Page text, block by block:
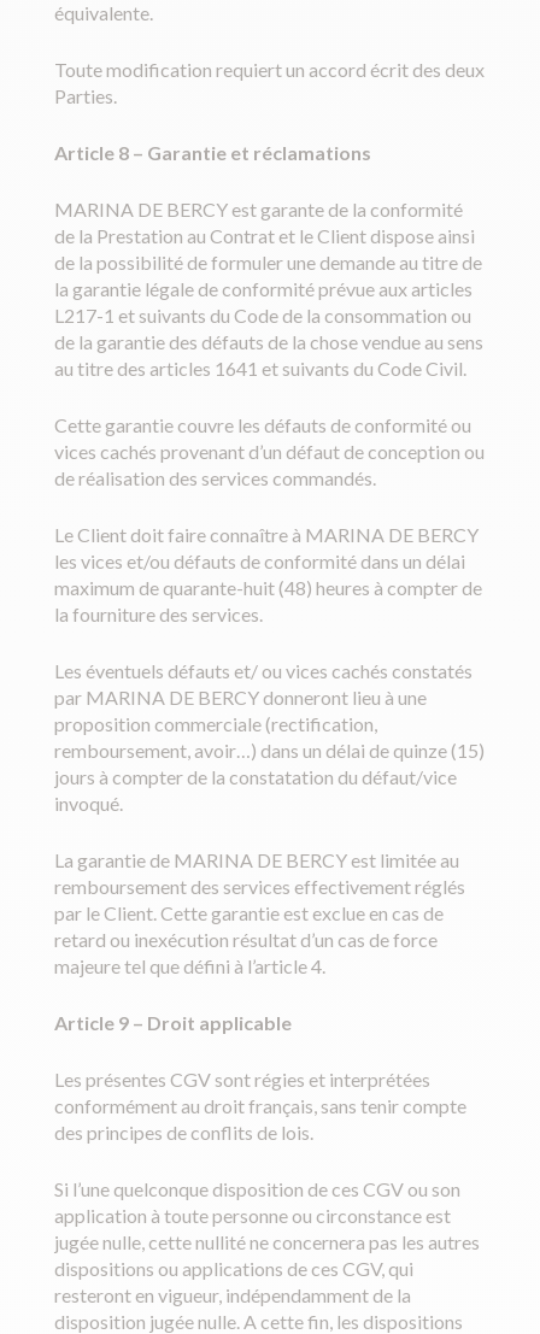
équivalente.
Toute modification requiert un accord écrit des deux
Parties.
Article 8 – Garantie et réclamations
MARINA DE BERCY est garante de la conformité
de la Prestation au Contrat et le Client dispose ainsi
de la possibilité de formuler une demande au titre de
la garantie légale de conformité prévue aux articles
L217-1 et suivants du Code de la consommation ou
de la garantie des défauts de la chose vendue au sens
au titre des articles 1641 et suivants du Code Civil.
Cette garantie couvre les défauts de conformité ou
vices cachés provenant d’un défaut de conception ou
de réalisation des services commandés.
Le Client doit faire connaître à MARINA DE BERCY
les vices et/ou défauts de conformité dans un délai
maximum de quarante-huit (48) heures à compter de
la fourniture des services.
Les éventuels défauts et/ ou vices cachés constatés
par MARINA DE BERCY donneront lieu à une
proposition commerciale (rectification,
remboursement, avoir…) dans un délai de quinze (15)
jours à compter de la constatation du défaut/vice
invoqué.
La garantie de MARINA DE BERCY est limitée au
remboursement des services effectivement réglés
par le Client. Cette garantie est exclue en cas de
retard ou inexécution résultat d’un cas de force
majeure tel que défini à l’article 4.
Article 9 – Droit applicable
Les présentes CGV sont régies et interprétées
conformément au droit français, sans tenir compte
des principes de conflits de lois.
Si l’une quelconque disposition de ces CGV ou son
application à toute personne ou circonstance est
jugée nulle, cette nullité ne concernera pas les autres
dispositions ou applications de ces CGV, qui
resteront en vigueur, indépendamment de la
disposition jugée nulle. A cette fin, les dispositions